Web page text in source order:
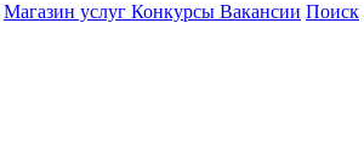
Магазин услуг Конкурсы Вакансии Поиск